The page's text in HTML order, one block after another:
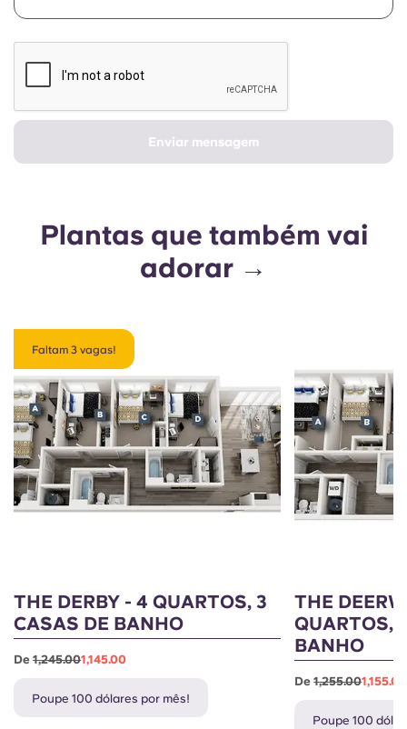
Enviar mensagem
Plantas que também vai
adorar →
Faltam 3 vagas!
THE DERBY - 4 QUARTOS, 3
CASAS DE BANHO
De 1,245.001,145.00
Poupe 100 dólares por mês!
THE
QUARTOS,
BANHO
De1,255.001,155.00
Poupe 100